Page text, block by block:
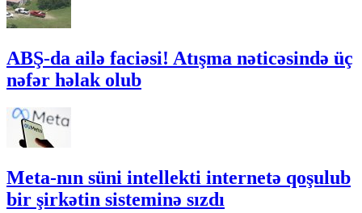
ABŞ-da ailə faciəsi! Atışma nəticəsində üç
nəfər həlak olub
Meta-nın süni intellekti internetə qoşulub
bir şirkətin sisteminə sızdı